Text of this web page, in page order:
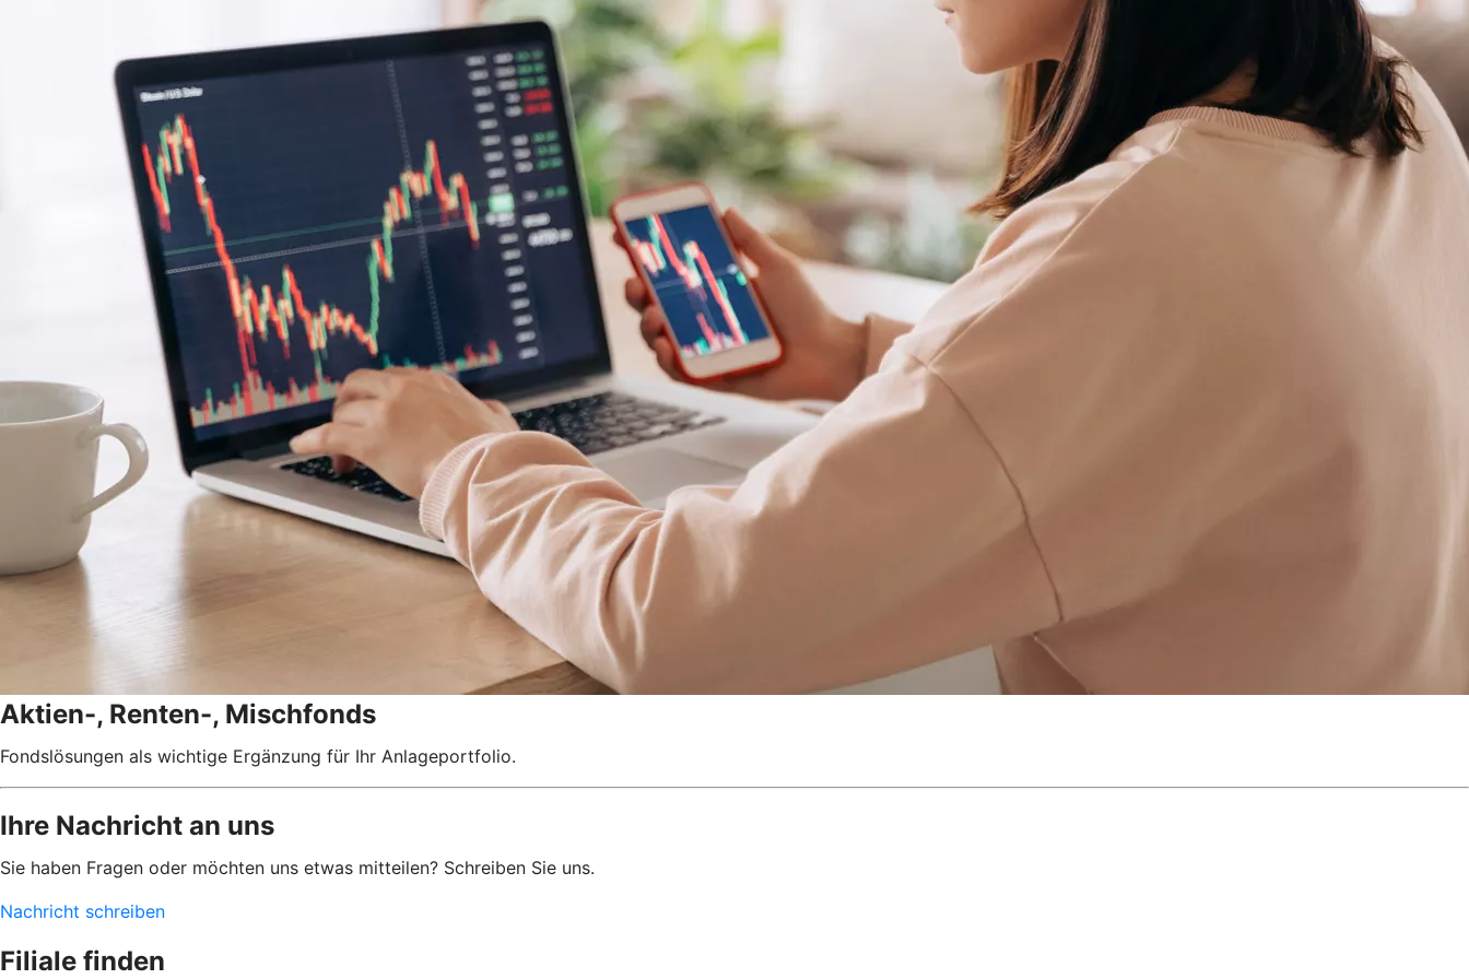
Aktien-, Renten-, Mischfonds
Fondslösungen als wichtige Ergänzung für Ihr Anlageportfolio.
Ihre Nachricht an uns
Sie haben Fragen oder möchten uns etwas mitteilen? Schreiben Sie uns.
Nachricht schreiben
Filiale finden